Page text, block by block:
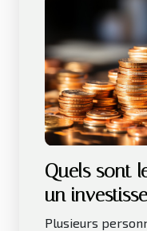
Quels sont
un
les LMNP ?
Plusieurs